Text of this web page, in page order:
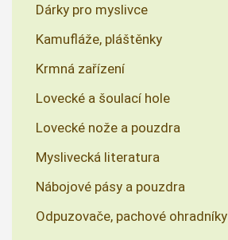
Dárky pro myslivce
Kamufláže, pláštěnky
Krmná zařízení
Lovecké a šoulací hole
Lovecké nože a pouzdra
Myslivecká literatura
Nábojové pásy a pouzdra
Odpuzovače, pachové ohradníky